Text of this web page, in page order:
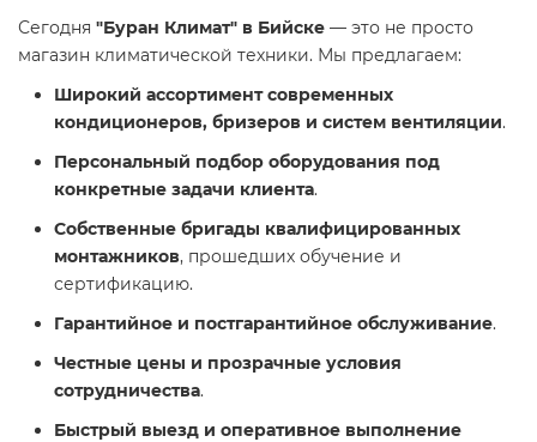
Сегодня "Буран Климат" в Бийске — это не просто
магазин климатической техники. Мы предлагаем:
Широкий ассортимент современных
кондиционеров, бризеров и систем вентиляции.
Персональный подбор оборудования под
конкретные задачи клиента.
Собственные бригады квалифицированных
монтажников, прошедших обучение и
сертификацию.
Гарантийное и постгарантийное обслуживание.
Честные цены и прозрачные условия
сотрудничества.
Быстрый выезд и оперативное выполнение